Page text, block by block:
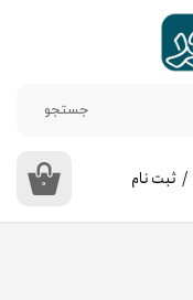
جستجو
۰ / ثبت نام